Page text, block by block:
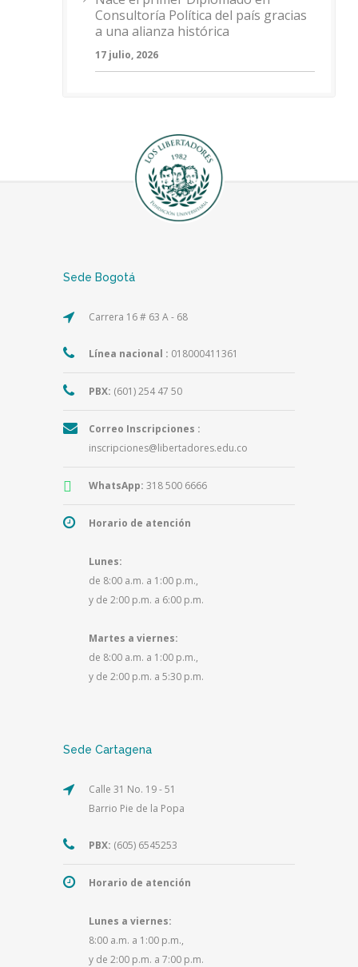
Consultoría Política del país gracias
a una alianza histórica
17 julio, 2026
Sede Bogotá
Carrera 16 # 63 A - 68
Línea nacional : 018000411361
PBX: (601) 254 47 50
Correo Inscripciones :
inscripciones@libertadores.edu.co
WhatsApp: 318 500 6666
Horario de atención
Lunes:
de 8:00 a.m. a 1:00 p.m.,
y de 2:00 p.m. a 6:00 p.m.
Martes a viernes:
de 8:00 a.m. a 1:00 p.m.,
y de 2:00 p.m. a 5:30 p.m.
Sede Cartagena
Calle 31 No. 19 - 51
Barrio Pie de la Popa
PBX: (605) 6545253
Horario de atención
Lunes a viernes:
8:00 a.m. a 1:00 p.m.,
y de 2:00 p.m. a 7:00 p.m.